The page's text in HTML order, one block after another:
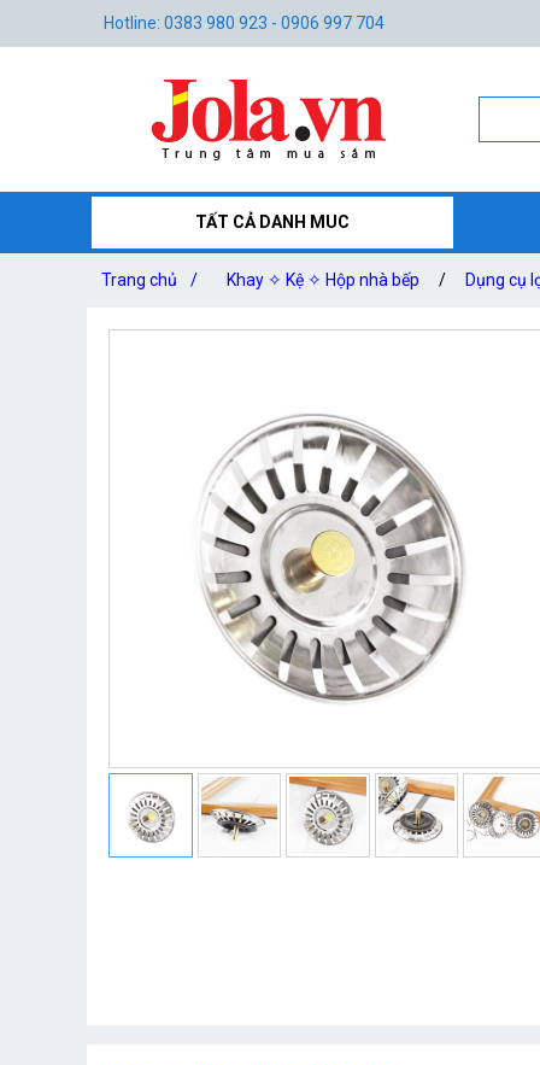
Hotline: 0383 980 923 - 0906 997 704
TẤT CẢ DANH MUC
Trang chủ / Khay ✧ Kệ ✧ Hộp nhà bếp / Dụng cụ